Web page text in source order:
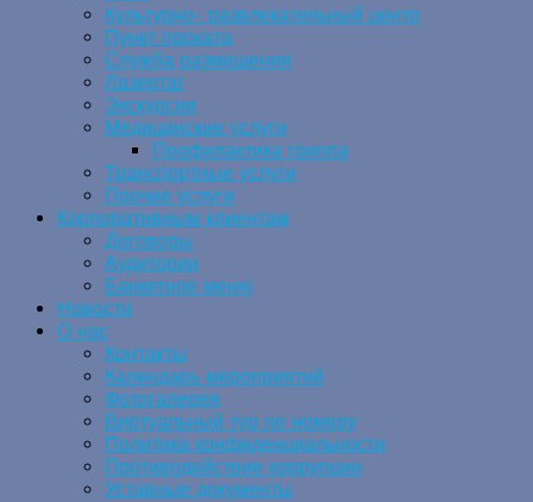
Культурно- развлекательный центр
Пункт проката
Служба размещения
Лазертаг
Экскурсии
Медицинские услуги
Профилактика гриппа
Транспортные услуги
Прочие услуги
Корпоративным клиентам
Договоры
Аудитории
Банкетное меню
Новости
О нас
Контакты
Календарь мероприятий
Фотогалерея
Виртуальный тур по номеру
Политика конфиденциальности
Противодействие коррупции
Уставные документы